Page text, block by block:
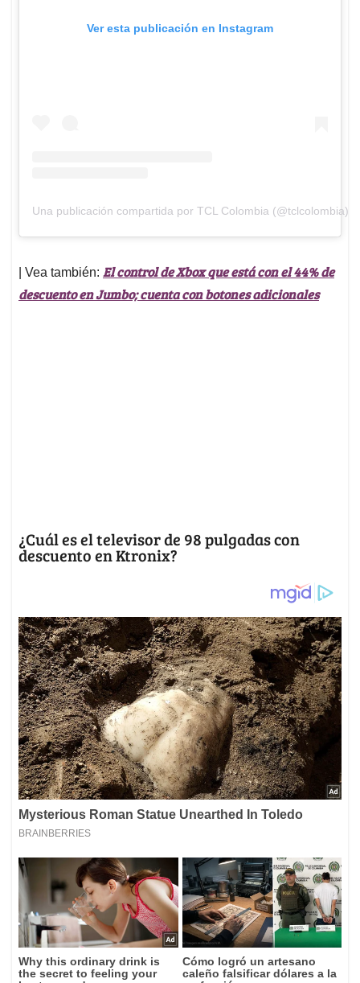
Ver esta publicación en Instagram
Una publicación compartida por TCL Colombia (@tclcolombia)
| Vea también: El control de Xbox que está con el 44% de
descuento en Jumbo; cuenta con botones adicionales
¿Cuál es el televisor de 98 pulgadas con
descuento en Ktronix?